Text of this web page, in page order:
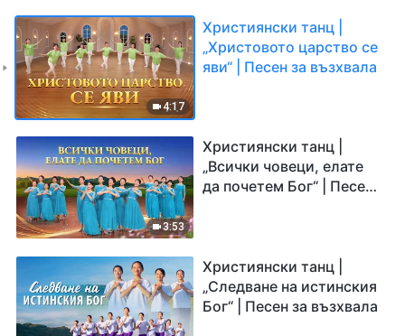
4:17
Християнски танц |
„Христовото царство се
яви“ | Песен за възхвала
3:53
Християнски танц |
„Всички човеци, елате
да почетем Бог“ | Песен
Християнски танц |
„Следване на истинския
Бог“ | Песен за възхвала